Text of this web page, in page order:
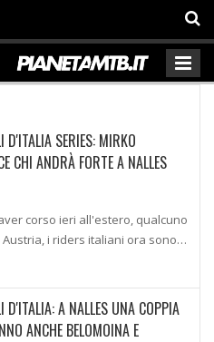
D'ITALIA SERIES: MIRKO
CHI ANDRÀ FORTE A NALLES
corso ieri all'estero, qualcuno
i riders italiani ora sono…
D'ITALIA: A NALLES UNA COPPIA
ANCHE BELOMOINA E